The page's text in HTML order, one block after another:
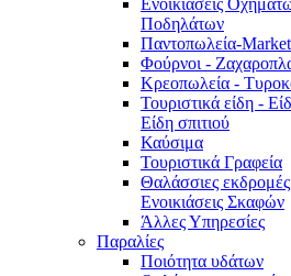
Ενοικιάσεις
Ποδηλάτων
Παντοπωλεία-
Φούρνοι -
Κρεοπωλεία -
Τουριστικά είδη -
Είδη σπιτιού
Καύσιμα
Τουριστικά Γραφεία
Θαλάσσιες
Ενοικιάσεις Σκαφών
Άλλες Υπηρεσίες
Παραλίες
Ποιότητα υδάτων